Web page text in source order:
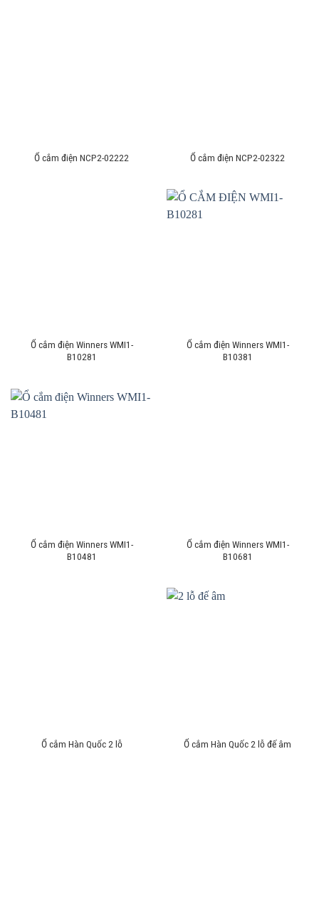
Ổ cắm điện NCP2-02222 Ổ cắm điện NCP2-02322
Ổ cắm điện Winners WMI1-
B10281
Ổ cắm điện Winners WMI1-
B10381
Ổ cắm điện Winners WMI1-
B10481
Ổ cắm điện Winners WMI1-
B10681
Ổ cắm Hàn Quốc 2 lỗ Ổ cắm Hàn Quốc 2 lỗ đế âm